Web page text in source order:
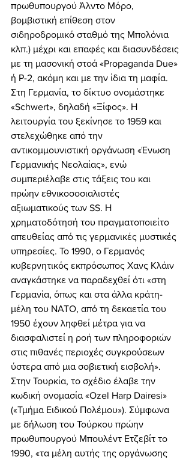
πρωθυπουργού Άλντο Μόρο,
βομβιστική επίθεση στον
σιδηροδρομικό σταθμό της Μπολόνια
κλπ.) μέχρι και επαφές και διασυνδέσεις
με τη μασονική στοά «Propaganda Due»
ή Ρ-2, ακόμη και με την ίδια τη μαφία.
Στη Γερμανία, το δίκτυο ονομάστηκε
«Schwert», δηλαδή «Ξίφος». Η
λειτουργία του ξεκίνησε το 1959 και
στελεχώθηκε από την
αντικομμουνιστική οργάνωση «Ένωση
Γερμανικής Νεολαίας», ενώ
συμπεριέλαβε στις τάξεις του και
πρώην εθνικοσοσιαλιστές
αξιωματικούς των SS. Η
χρηματοδότησή του πραγματοποιείτο
απευθείας από τις γερμανικές μυστικές
υπηρεσίες. Το 1990, ο Γερμανός
κυβερνητικός εκπρόσωπος Χανς Κλάιν
αναγκάστηκε να παραδεχθεί ότι «στη
Γερμανία, όπως και στα άλλα κράτη-
μέλη του ΝΑΤΟ, από τη δεκαετία του
1950 έχουν ληφθεί μέτρα για να
διασφαλιστεί η ροή των πληροφοριών
στις πιθανές περιοχές συγκρούσεων
ύστερα από μια σοβιετική εισβολή».
Στην Τουρκία, το σχέδιο έλαβε την
κωδική ονομασία «Ozel Harp Dairesi»
(«Τμήμα Ειδικού Πολέμου»). Σύμφωνα
με δήλωση του Τούρκου πρώην
πρωθυπουργού Μπουλέντ Ετζεβίτ το
1990, «τα μέλη αυτής της οργάνωσης